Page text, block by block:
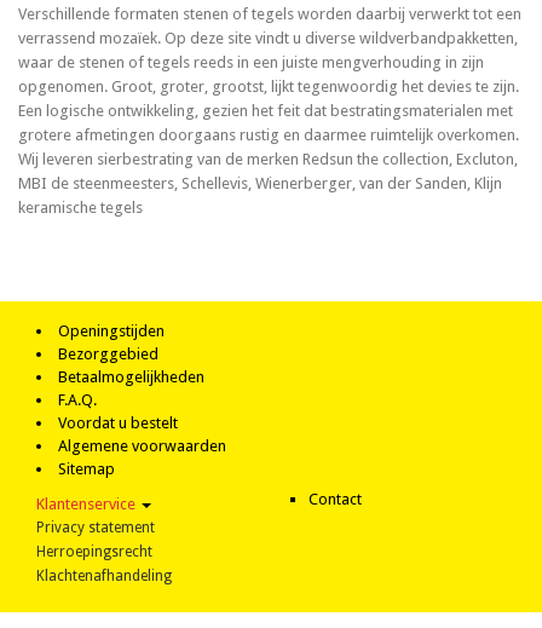
Verschillende formaten stenen of tegels worden daarbij verwerkt tot een
verrassend mozaïek. Op deze site vindt u diverse wildverbandpakketten,
waar de stenen of tegels reeds in een juiste mengverhouding in zijn
opgenomen. Groot, groter, grootst, lijkt tegenwoordig het devies te zijn.
Een logische ontwikkeling, gezien het feit dat bestratingsmaterialen met
grotere afmetingen doorgaans rustig en daarmee ruimtelijk overkomen.
Wij leveren sierbestrating van de merken Redsun the collection, Excluton,
MBI de steenmeesters, Schellevis, Wienerberger, van der Sanden, Klijn
keramische tegels
Openingstijden
Bezorggebied
Betaalmogelijkheden
F.A.Q.
Voordat u bestelt
Algemene voorwaarden
Sitemap
Klantenservice
Privacy statement
Herroepingsrecht
Klachtenafhandeling
Contact